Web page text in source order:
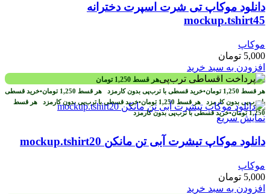
دانلود موکاپ تی شرت اسپرت دخترانه
mockup.tshirt45
موکاپ
5,000 تومان
افزودن به سبد خرید
هر قسط 1,250 تومان
هر قسط 1,250 تومان•خرید قسطی با ترب‌پی بدون کارمزد هر قسط 1,250 تومان•خرید قسطی
با ترب‌پی بدون کارمزد هر قسط 1,250 تومان•خرید قسطی با ترب‌پی بدون کارمزد هر قسط
1,250 تومان•خرید قسطی با ترب‌پی بدون کارمزدنمایش سریع
دانلود موکاپ تیشرت آبی تن مانکن mockup.tshirt20
موکاپ
5,000 تومان
افزودن به سبد خرید